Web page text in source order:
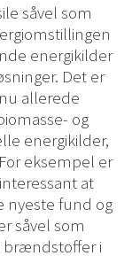
såvel som
energikilder
Det er
allerede
og
energikilder,
eksempel er
at
nyeste fund og
såvel som
brændstoffer i